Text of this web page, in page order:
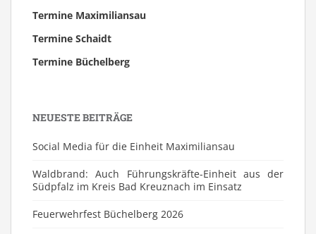
Termine Maximiliansau
Termine Schaidt
Termine Büchelberg
NEUESTE BEITRÄGE
Social Media für die Einheit Maximiliansau
Waldbrand: Auch Führungskräfte-Einheit aus der
Südpfalz im Kreis Bad Kreuznach im Einsatz
Feuerwehrfest Büchelberg 2026